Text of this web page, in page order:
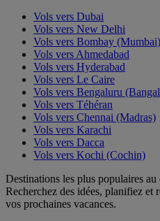
Vols vers Dubai
Vols vers New Delhi
Vols vers Bombay (Mumbai)
Vols vers Ahmedabad
Vols vers Hyderabad
Vols vers Le Caire
Vols vers Bengaluru
Vols vers Téhéran
Vols vers Chennai (Madras)
Vols vers Karachi
Vols vers Dacca
Vols vers Kochi (Cochin)
Destinations les plus populaires
Recherchez des idées, planifiez et
vos prochaines vacances.